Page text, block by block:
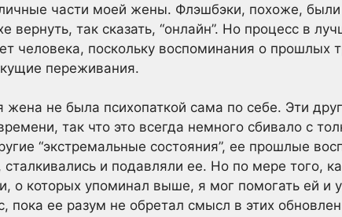
части моей жены. Флэшбэки, похоже,
вернуть, так сказать, “онлайн”. Но процесс в
человека, поскольку воспоминания о прошлых
переживания.
не была психопаткой сама по себе. Эти
так что это всегда немного сбивало с
“экстремальные состояния”, ее прошлые
и подавляли ее. Но по мере того,
о которых упоминал выше, я мог помогать ей и
пока ее разум не обретал смысл в этих